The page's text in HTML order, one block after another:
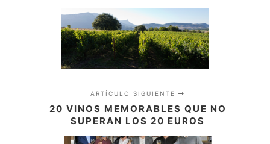
ARTÍCULO SIGUIENTE
20 VINOS MEMORABLES QUE NO
SUPERAN LOS 20 EUROS